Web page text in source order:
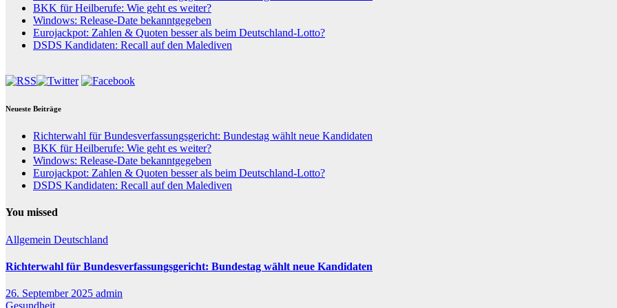
BKK für Heilberufe: Wie geht es weiter?
Windows: Release-Date bekanntgegeben
Eurojackpot: Zahlen & Quoten besser als beim Deutschland-Lotto?
DSDS Kandidaten: Recall auf den Malediven
Neueste Beiträge
Richterwahl für Bundesverfassungsgericht: Bundestag wählt neue Kandidaten
BKK für Heilberufe: Wie geht es weiter?
Windows: Release-Date bekanntgegeben
Eurojackpot: Zahlen & Quoten besser als beim Deutschland-Lotto?
DSDS Kandidaten: Recall auf den Malediven
You missed
Allgemein Deutschland
Richterwahl für Bundesverfassungsgericht: Bundestag wählt neue Kandidaten
26. September 2025 admin